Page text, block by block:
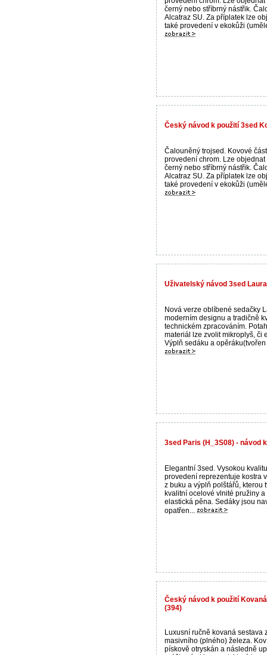
černý nebo stříbrný nástřik.
Alcatraz SU. Za příplatek lze
také provedení v ekokůži
Český návod k použití 3sed
Čalouněný trojsed. Kovové
provedení chrom. Lze objednat
černý nebo stříbrný nástřik.
Alcatraz SU. Za příplatek lze
také provedení v ekokůži
Uživatelský návod 3sed
Nová verze oblíbené sedačky
moderním designu a tradičně
technickém zpracováním.
materiál lze zvolit mikroplyš, či
Výplň sedáku a opěráku(tvořen
3sed Paris (H_3S08) - návod
Elegantní 3sed. Vysokou kvalitu
provedení reprezentuje kostra
z buku a výplň polštářů, kterou
kvalitní ocelové vlnité pružiny a
elastická pěna. Sedáky jsou
opatřen...
Český návod k použití
(394)
Luxusní ručně kovaná sestava
masivního (plného) železa.
pískově otryskán a následně